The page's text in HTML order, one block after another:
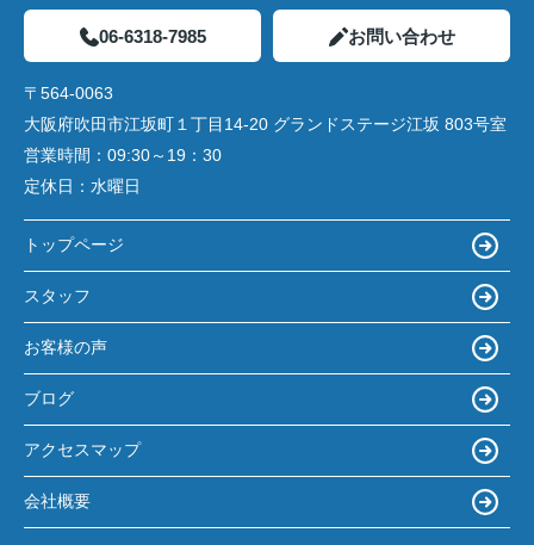
06-6318-7985 お問い合わせ
〒564-0063
大阪府吹田市江坂町１丁目14‐20 グランドステージ江坂 803号室
営業時間： 09:30～19：30
定休日： 水曜日
トップページ
スタッフ
お客様の声
ブログ
アクセスマップ
会社概要